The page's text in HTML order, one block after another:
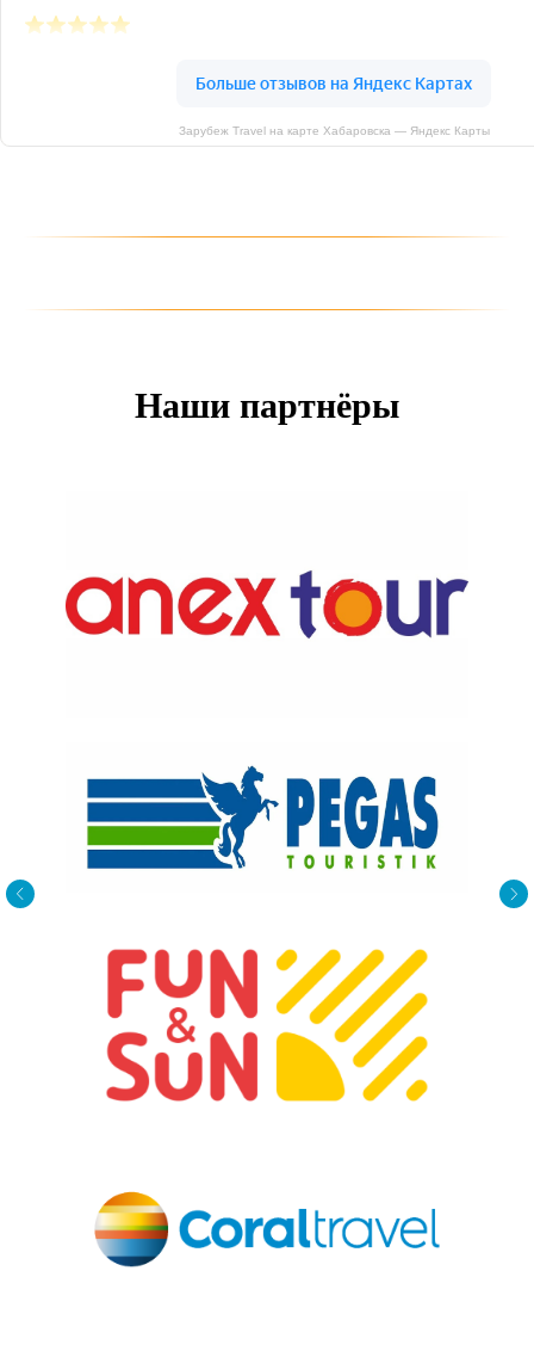
Зарубеж Travel на карте Хабаровска — Яндекс Карты
Наши партнёры